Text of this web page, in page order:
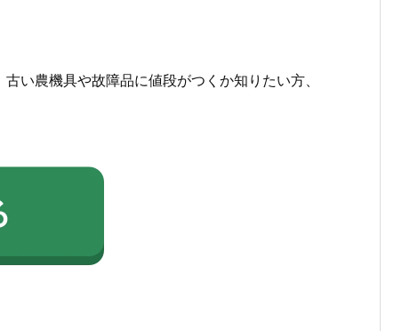
い農機具や故障品に値段がつくか知りたい方、